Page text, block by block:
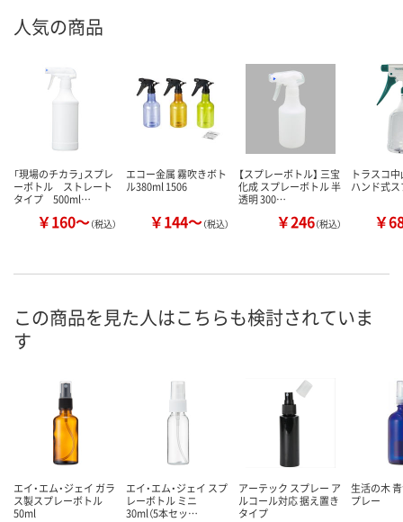
人気の商品
「現場のチカラ」スプレ
ーボトル ストレート
タイプ 500ml…
￥160～（税込）
エコー金属 霧吹きボト
ル380ml 1506
￥144～（税込）
【スプレーボトル】 三宝
化成 スプレーボトル 半
透明 300…
￥246（税込）
トラスコ
ハンド式
￥
この商品を見た人はこちらも検討されていま
す
エイ・エム・ジェイ ガラ
ス製スプレーボトル
50ml
エイ・エム・ジェイ スプ
レーボトル ミニ
30ml（5本セッ…
アーテック スプレー ア
ルコール対応 据え置き
タイプ
生活の木
プレー